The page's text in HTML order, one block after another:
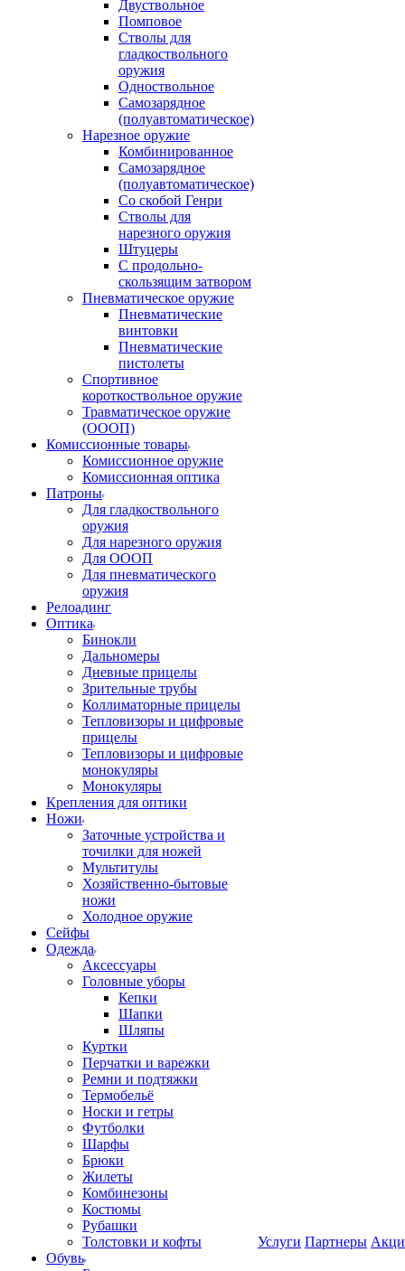
Двуствольное
Помповое
Стволы для
гладкоствольного
оружия
Одноствольное
Самозарядное
(полуавтоматическое)
Нарезное оружие
Комбинированное
Самозарядное
(полуавтоматическое)
Со скобой Генри
Стволы для
нарезного оружия
Штуцеры
С продольно-
скользящим затвором
Пневматическое оружие
Пневматические
винтовки
Пневматические
пистолеты
Спортивное
короткоствольное оружие
Травматическое оружие
(ОООП)
Комиссионные товары
Комиссионное оружие
Комиссионная оптика
Патроны
Для гладкоствольного
оружия
Для нарезного оружия
Для ОООП
Для пневматического
оружия
Релоадинг
Оптика
Бинокли
Дальномеры
Дневные прицелы
Зрительные трубы
Коллиматорные прицелы
Тепловизоры и цифровые
прицелы
Тепловизоры и цифровые
монокуляры
Монокуляры
Крепления для оптики
Ножи
Заточные устройства и
точилки для ножей
Мультитулы
Хозяйственно-бытовые
ножи
Холодное оружие
Сейфы
Одежда
Аксессуары
Головные уборы
Кепки
Шапки
Шляпы
Куртки
Перчатки и варежки
Ремни и подтяжки
Термобельё
Носки и гетры
Футболки
Шарфы
Брюки
Жилеты
Комбинезоны
Костюмы
Рубашки
Толстовки и кофты
Обувь
Услуги Партнеры